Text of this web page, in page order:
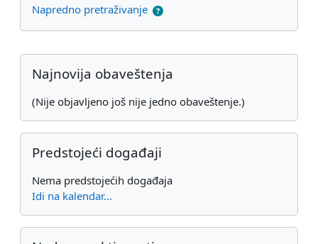
Napredno pretraživanje
Dodatni blokovi
Preskoči Najnovija obaveštenja
Najnovija obaveštenja
(Nije objavljeno još nije jedno obaveštenje.)
Preskoči Predstojeći događaji
Predstojeći događaji
Nema predstojećih događaja
Idi na kalendar...
Preskoči Nedavne aktivnosti